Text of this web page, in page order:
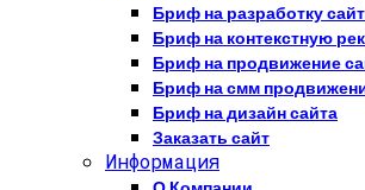
Бриф на разработку
Бриф на контекстную
Бриф на продвижение
Бриф на смм
Бриф на дизайн сайта
Заказать сайт
Информация